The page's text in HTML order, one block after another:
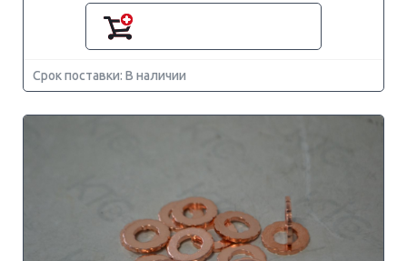
Срок поставки: В наличии